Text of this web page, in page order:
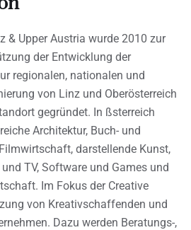
& Upper Austria wurde 2010 zur
der Entwicklung der
regionalen, nationalen und
von Linz und Oberösterreich
gegründet. In ßsterreich
Architektur, Buch- und
darstellende Kunst,
TV, Software und Games und
Im Fokus der Creative
von Kreativschaffenden und
Dazu werden Beratungs-,